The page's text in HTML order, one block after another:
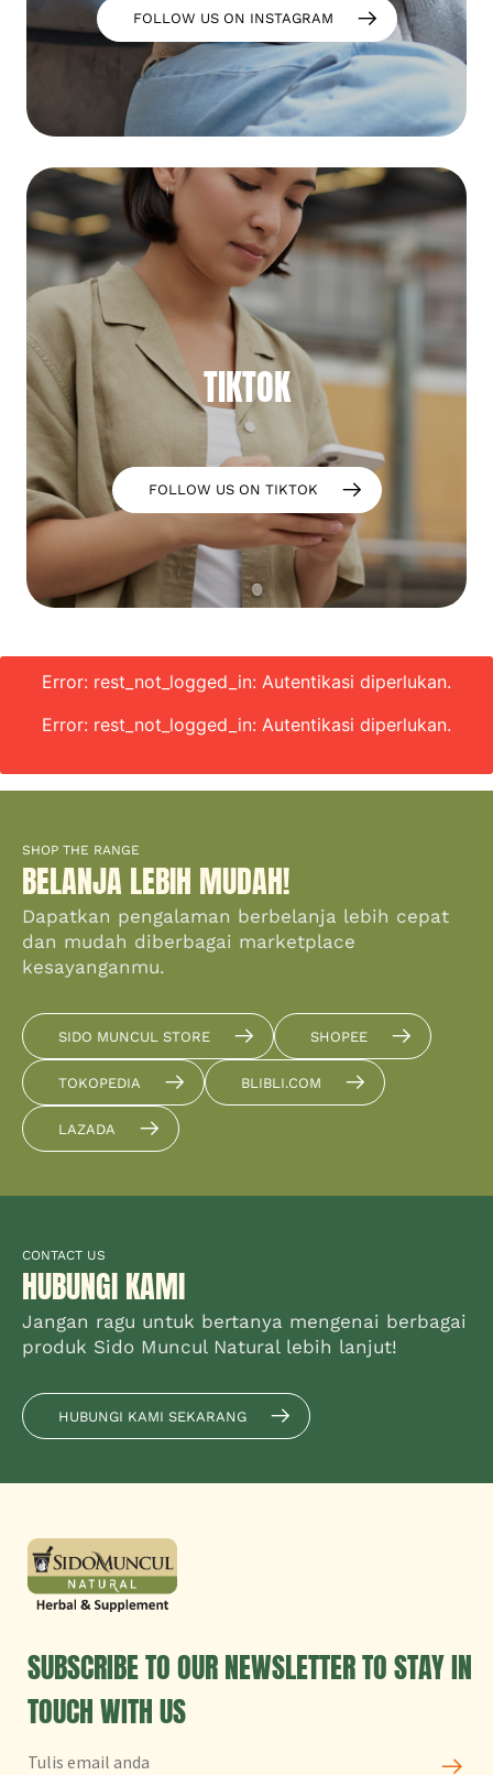
FOLLOW US ON INSTAGRAM
TIKTOK
FOLLOW US ON TIKTOK
Error: rest_not_logged_in: Autentikasi diperlukan.
Error: rest_not_logged_in: Autentikasi diperlukan.
SHOP THE RANGE
BELANJA LEBIH MUDAH!
Dapatkan pengalaman berbelanja lebih cepat
dan mudah diberbagai marketplace
kesayanganmu.
SIDO MUNCUL STORE SHOPEE
TOKOPEDIA BLIBLI.COM
LAZADA
CONTACT US
HUBUNGI KAMI
Jangan ragu untuk bertanya mengenai berbagai
produk Sido Muncul Natural lebih lanjut!
HUBUNGI KAMI SEKARANG
SUBSCRIBE TO OUR NEWSLETTER TO STAY IN
TOUCH WITH US